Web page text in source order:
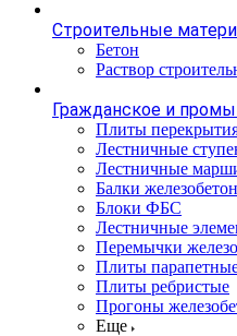
Строительные
Бетон
Раствор
Гражданское и
Плиты
Лестничные
Лестничные
Балки
Блоки ФБС
Лестничные
Перемычки
Плиты
Плиты ребристые
Прогоны
Еще